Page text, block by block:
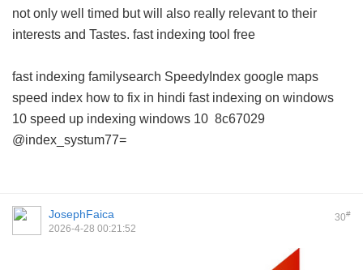
not only well timed but will also really relevant to their
interests and Tastes. fast indexing tool free
fast indexing familysearch SpeedyIndex google maps
speed index how to fix in hindi fast indexing on windows
10 speed up indexing windows 10 8c67029
@index_systum77=
30#
JosephFaica
2026-4-28 00:21:52